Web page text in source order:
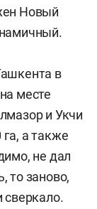
Новый
в
месте
и Укчи
а также
не дал
то заново,
сверкало.